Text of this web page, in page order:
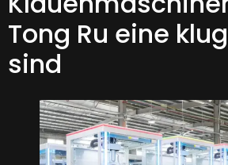
Tong Ru eine
sind